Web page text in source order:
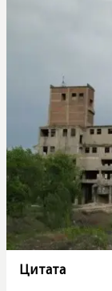
Цитата